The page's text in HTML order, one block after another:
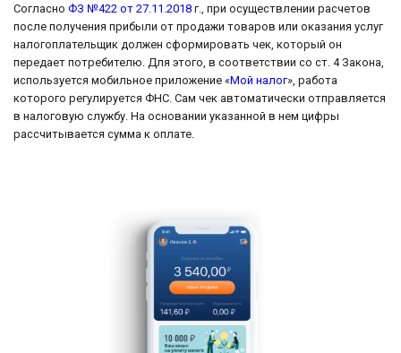
Согласно ФЗ №422 от 27.11.2018 г., при осуществлении расчетов
после получения прибыли от продажи товаров или оказания услуг
налогоплательщик должен сформировать чек, который он
передает потребителю. Для этого, в соответствии со ст. 4 Закона,
используется мобильное приложение «Мой налог», работа
которого регулируется ФНС. Сам чек автоматически отправляется
в налоговую службу. На основании указанной в нем цифры
рассчитывается сумма к оплате.